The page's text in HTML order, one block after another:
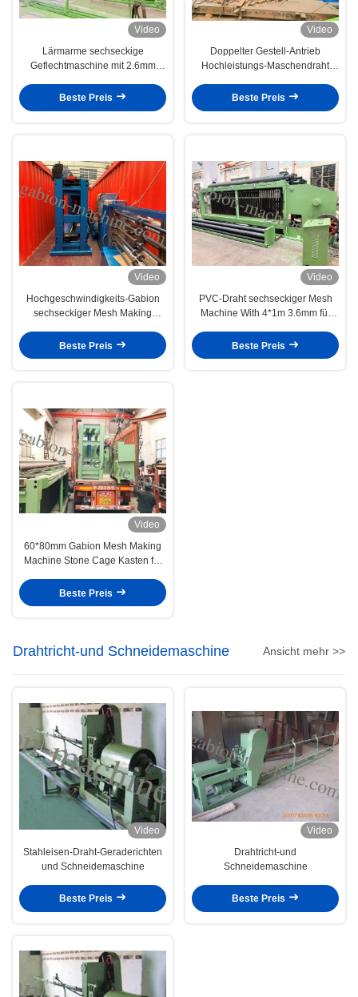
Video
Lärmarme sechseckige
Geflechtmaschine mit 2.6mm
Abhang
Beste Preis
Video
Doppelter Gestell-Antrieb
Hochleistungs-Maschendraht
für Straße
Beste Preis
Video
Hochgeschwindigkeits-Gabion
sechseckiger Mesh Making
Beste Preis
Video
PVC-Draht sechseckiger Mesh
Machine With 4*1m 3.6mm für
Beste Preis
Video
60*80mm Gabion Mesh Making
Machine Stone Cage Kasten für
Beste Preis
Drahtricht-und Schneidemaschine Ansicht mehr >>
Video
Stahleisen-Draht-Geraderichten
und Schneidemaschine
Beste Preis
Video
Drahtricht-und
Schneidemaschine
Beste Preis